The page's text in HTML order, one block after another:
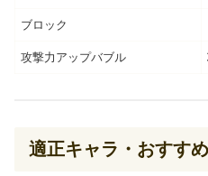
ブロック
攻撃力アップバブル
適正キャラ・おすす